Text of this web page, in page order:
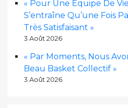
« Pour Une Équipe De
S’entraîne Qu’une Fois
Très Satisfaisant »
3 Août 2026
« Par Moments, Nous
Beau Basket Collectif »
3 Août 2026